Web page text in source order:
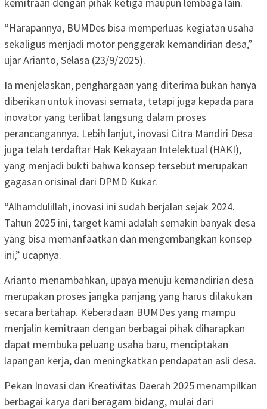
“Harapannya, BUMDes bisa memperluas kegiatan usaha
sekaligus menjadi motor penggerak kemandirian desa,”
ujar Arianto, Selasa (23/9/2025).
Ia menjelaskan, penghargaan yang diterima bukan hanya
diberikan untuk inovasi semata, tetapi juga kepada para
inovator yang terlibat langsung dalam proses
perancangannya. Lebih lanjut, inovasi Citra Mandiri Desa
juga telah terdaftar Hak Kekayaan Intelektual (HAKI),
yang menjadi bukti bahwa konsep tersebut merupakan
gagasan orisinal dari DPMD Kukar.
“Alhamdulillah, inovasi ini sudah berjalan sejak 2024.
Tahun 2025 ini, target kami adalah semakin banyak desa
yang bisa memanfaatkan dan mengembangkan konsep
ini,” ucapnya.
Arianto menambahkan, upaya menuju kemandirian desa
merupakan proses jangka panjang yang harus dilakukan
secara bertahap. Keberadaan BUMDes yang mampu
menjalin kemitraan dengan berbagai pihak diharapkan
dapat membuka peluang usaha baru, menciptakan
lapangan kerja, dan meningkatkan pendapatan asli desa.
Pekan Inovasi dan Kreativitas Daerah 2025 menampilkan
berbagai karya dari beragam bidang, mulai dari